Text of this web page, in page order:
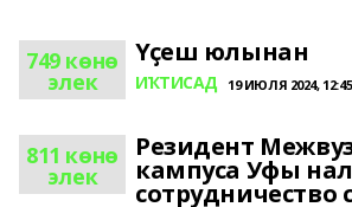
749 көнө
элек
Үҫеш юлынан
ИҠТИСАД 19 ИЮЛЯ 2024, 12:45
811 көнө
элек
Резидент
кампуса Уфы
сотрудничество